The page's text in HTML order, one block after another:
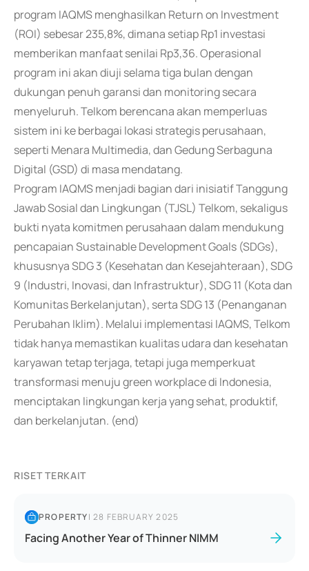
program IAQMS menghasilkan Return on Investment
(ROI) sebesar 235,8%, dimana setiap Rp1 investasi
memberikan manfaat senilai Rp3,36. Operasional
program ini akan diuji selama tiga bulan dengan
dukungan penuh garansi dan monitoring secara
menyeluruh. Telkom berencana akan memperluas
sistem ini ke berbagai lokasi strategis perusahaan,
seperti Menara Multimedia, dan Gedung Serbaguna
Digital (GSD) di masa mendatang.
Program IAQMS menjadi bagian dari inisiatif Tanggung
Jawab Sosial dan Lingkungan (TJSL) Telkom, sekaligus
bukti nyata komitmen perusahaan dalam mendukung
pencapaian Sustainable Development Goals (SDGs),
khususnya SDG 3 (Kesehatan dan Kesejahteraan), SDG
9 (Industri, Inovasi, dan Infrastruktur), SDG 11 (Kota dan
Komunitas Berkelanjutan), serta SDG 13 (Penanganan
Perubahan Iklim). Melalui implementasi IAQMS, Telkom
tidak hanya memastikan kualitas udara dan kesehatan
karyawan tetap terjaga, tetapi juga memperkuat
transformasi menuju green workplace di Indonesia,
menciptakan lingkungan kerja yang sehat, produktif,
dan berkelanjutan. (end)
RISET TERKAIT
PROPERTY|28 FEBRUARY 2025
Facing Another Year of Thinner NIMM